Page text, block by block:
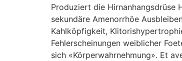
Produziert die Hirnanhangsdrüse
sekundäre Amenorrhöe
Kahlköpfigkeit,
Fehlerscheinungen weiblicher
sich «Körperwahrnehmung». Et